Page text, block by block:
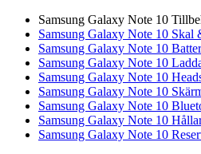
Samsung Galaxy Note 10
Samsung Galaxy Note 10 Skal
Samsung Galaxy Note 10
Samsung Galaxy Note 10
Samsung Galaxy Note 10
Samsung Galaxy Note 10
Samsung Galaxy Note 10
Samsung Galaxy Note 10
Samsung Galaxy Note 10